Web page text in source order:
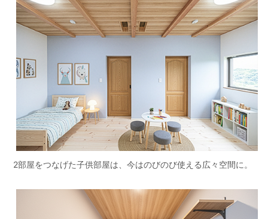
2部屋をつなげた子供部屋は、今はのびのび使える広々空間に。